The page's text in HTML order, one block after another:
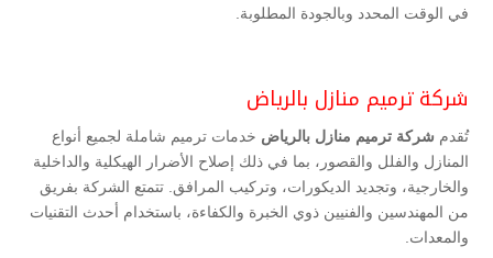
في الوقت المحدد وبالجودة المطلوبة.
شركة ترميم منازل بالرياض
تُقدم شركة ترميم منازل بالرياض خدمات ترميم شاملة لجميع أنواع
المنازل والفلل والقصور، بما في ذلك إصلاح الأضرار الهيكلية والداخلية
والخارجية، وتجديد الديكورات، وتركيب المرافق. تتمتع الشركة بفريق
من المهندسين والفنيين ذوي الخبرة والكفاءة، باستخدام أحدث التقنيات
والمعدات.